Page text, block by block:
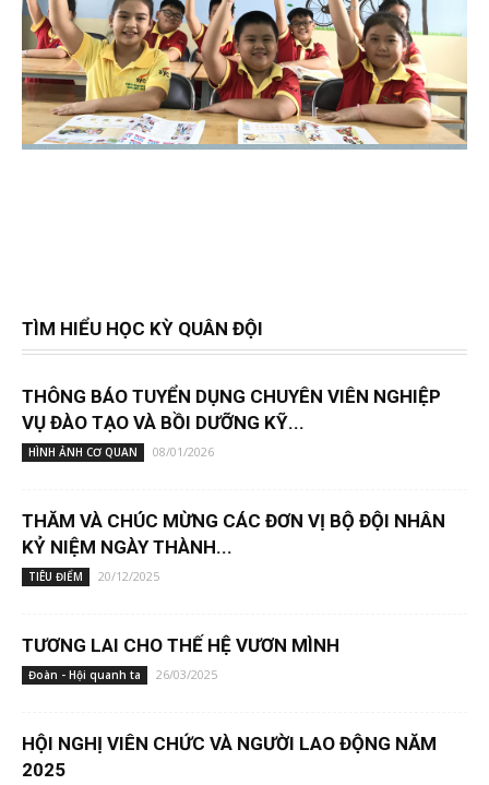
TÌM HIỂU HỌC KỲ QUÂN ĐỘI
THÔNG BÁO TUYỂN DỤNG CHUYÊN VIÊN NGHIỆP
VỤ ĐÀO TẠO VÀ BỒI DƯỠNG KỸ...
HÌNH ẢNH CƠ QUAN 08/01/2026
THĂM VÀ CHÚC MỪNG CÁC ĐƠN VỊ BỘ ĐỘI NHÂN
KỶ NIỆM NGÀY THÀNH...
TIÊU ĐIỂM 20/12/2025
TƯƠNG LAI CHO THẾ HỆ VƯƠN MÌNH
Đoàn - Hội quanh ta 26/03/2025
HỘI NGHỊ VIÊN CHỨC VÀ NGƯỜI LAO ĐỘNG NĂM
2025